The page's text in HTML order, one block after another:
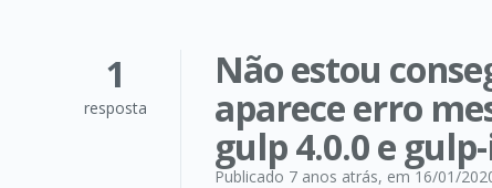
1
resposta
Não estou
aparece erro
gulp 4.0.0 e
Publicado 7 anos atrás, em 16/01/